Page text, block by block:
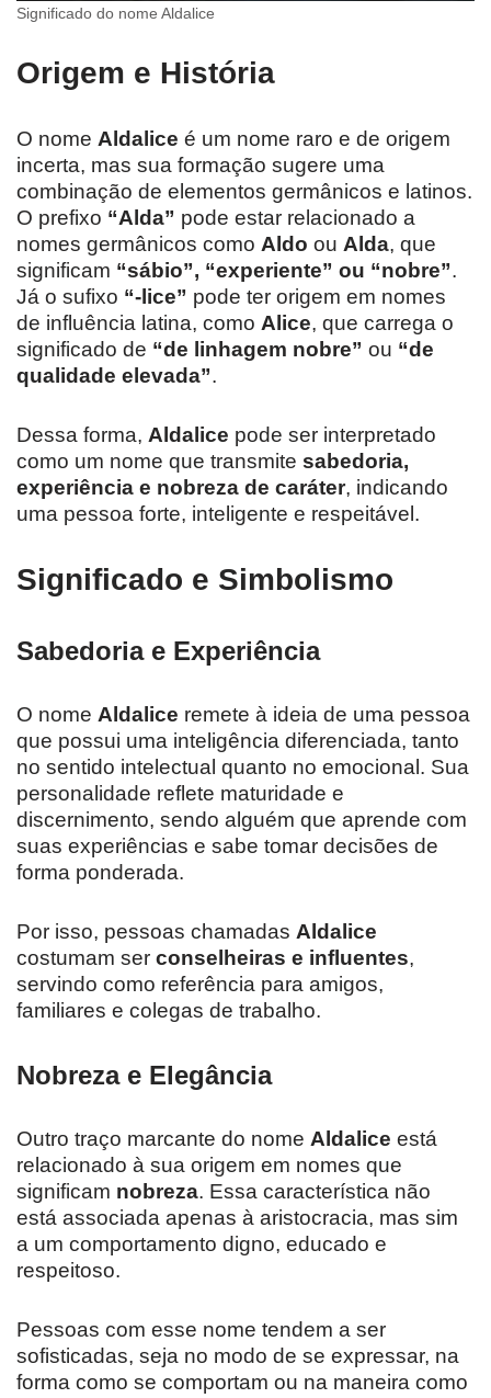
Significado do nome Aldalice
Origem e História
O nome Aldalice é um nome raro e de origem
incerta, mas sua formação sugere uma
combinação de elementos germânicos e latinos.
O prefixo “Alda” pode estar relacionado a
nomes germânicos como Aldo ou Alda, que
significam “sábio”, “experiente” ou “nobre”.
Já o sufixo “-lice” pode ter origem em nomes
de influência latina, como Alice, que carrega o
significado de “de linhagem nobre” ou “de
qualidade elevada”.
Dessa forma, Aldalice pode ser interpretado
como um nome que transmite sabedoria,
experiência e nobreza de caráter, indicando
uma pessoa forte, inteligente e respeitável.
Significado e Simbolismo
Sabedoria e Experiência
O nome Aldalice remete à ideia de uma pessoa
que possui uma inteligência diferenciada, tanto
no sentido intelectual quanto no emocional. Sua
personalidade reflete maturidade e
discernimento, sendo alguém que aprende com
suas experiências e sabe tomar decisões de
forma ponderada.
Por isso, pessoas chamadas Aldalice
costumam ser conselheiras e influentes,
servindo como referência para amigos,
familiares e colegas de trabalho.
Nobreza e Elegância
Outro traço marcante do nome Aldalice está
relacionado à sua origem em nomes que
significam nobreza. Essa característica não
está associada apenas à aristocracia, mas sim
a um comportamento digno, educado e
respeitoso.
Pessoas com esse nome tendem a ser
sofisticadas, seja no modo de se expressar, na
forma como se comportam ou na maneira como